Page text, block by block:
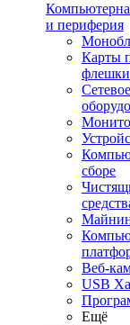
и периферия
Карты
флешки
Сетевое
сборе
Веб-
USB
Ещё